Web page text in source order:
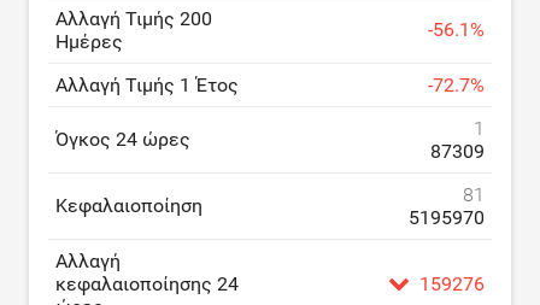
Αλλαγή Τιμής 200
Ημέρες
-56.1%
Αλλαγή Τιμής 1 Έτος -72.7%
Όγκος 24 ώρες
1
87309
Κεφαλαιοποίηση
81
5195970
Αλλαγή
κεφαλαιοποίησης 24
159276